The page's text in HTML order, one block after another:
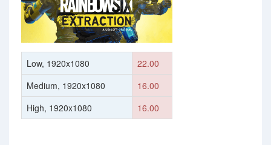
Low, 1920x1080
22.00
Medium, 1920x1080
16.00
High, 1920x1080
16.00